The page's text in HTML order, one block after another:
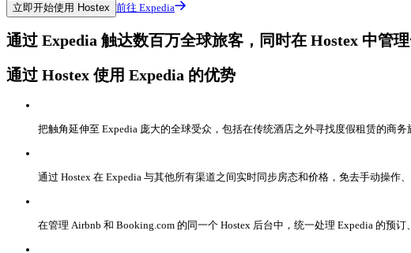
立即开始使用 Hostex 前往 Expedia
通过 Expedia 触达数百万全球旅客，同时在 Hostex 中管理
通过 Hostex 使用 Expedia 的优势
把触角延伸至 Expedia 庞大的全球受众，包括在传统酒店之外寻找度假租赁的商务
通过 Hostex 在 Expedia 与其他所有渠道之间实时同步房态和价格，免去手动操作、
在管理 Airbnb 和 Booking.com 的同一个 Hostex 后台中，统一处理 Expedia 的预订